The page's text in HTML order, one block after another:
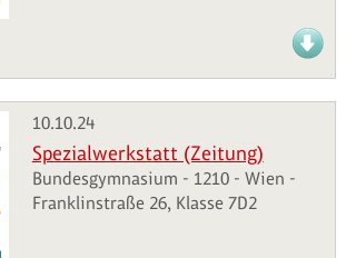
10.10.24
Spezialwerkstatt (Zeitung)
Bundesgymnasium - 1210 - Wien -
Franklinstraße 26, Klasse 7D2